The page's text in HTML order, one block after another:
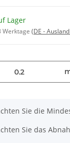
Lager
Werktage (DE -
Sie die
Sie das